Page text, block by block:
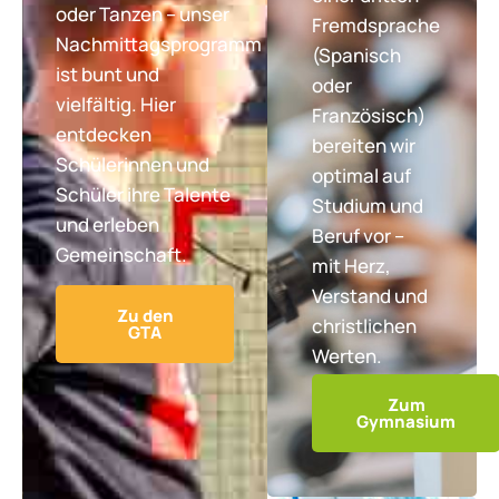
oder Tanzen – unser
Nachmittagsprogramm
ist bunt und
vielfältig. Hier
entdecken
Schülerinnen und
Schüler ihre Talente
und erleben
Gemeinschaft.
Zu den
GTA
Fremdsprache
(Spanisch
oder
Französisch)
bereiten wir
optimal auf
Studium und
Beruf vor –
mit Herz,
Verstand und
christlichen
Werten.
Zum
Gymnasium